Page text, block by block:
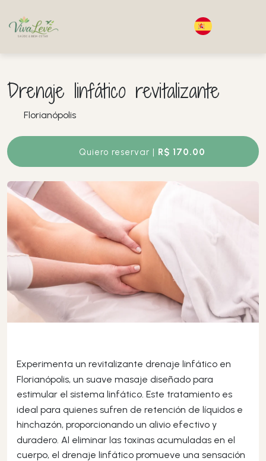
Drenaje linfático revitalizante
Florianópolis
Quiero reservar | R$ 170.00
Experimenta un revitalizante drenaje linfático en
Florianópolis, un suave masaje diseñado para
estimular el sistema linfático. Este tratamiento es
ideal para quienes sufren de retención de líquidos e
hinchazón, proporcionando un alivio efectivo y
duradero. Al eliminar las toxinas acumuladas en el
cuerpo, el drenaje linfático promueve una sensación